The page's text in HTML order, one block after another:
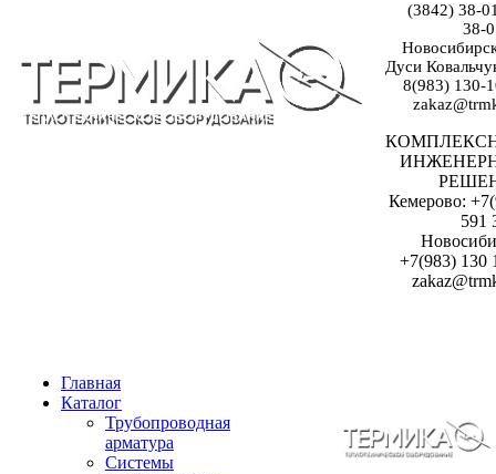
(3842) 38-
38-
Дуси
8(983) 130-
Кемерово:
591
+7(983) 130
Главная
Каталог
Трубопроводная
арматура
Системы